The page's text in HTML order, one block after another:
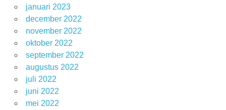
januari 2023
december 2022
november 2022
oktober 2022
september 2022
augustus 2022
juli 2022
juni 2022
mei 2022